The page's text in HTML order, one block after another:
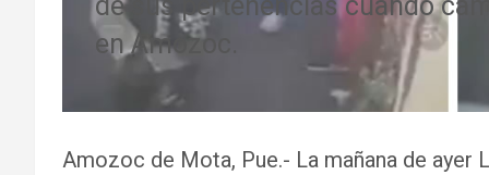
en Amozoc.
Amozoc de Mota, Pue.- La mañana de ayer